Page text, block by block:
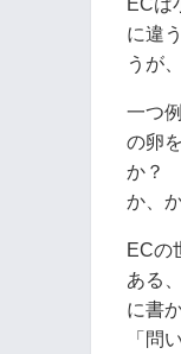
ECは
に違
うが
一つ
の卵
か？
か、
ECの
ある
に書
「問